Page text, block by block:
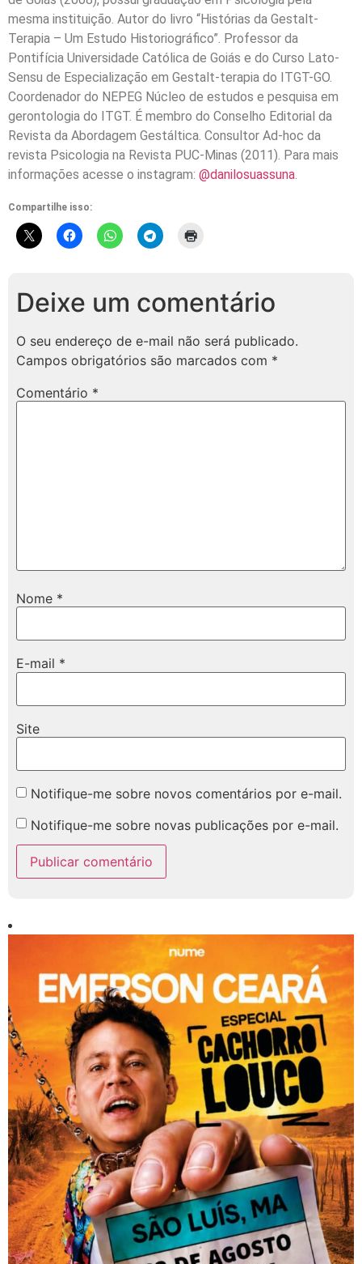
mesma instituição. Autor do livro “Histórias da Gestalt-
Terapia – Um Estudo Historiográfico”. Professor da
Pontifícia Universidade Católica de Goiás e do Curso Lato-
Sensu de Especialização em Gestalt-terapia do ITGT-GO.
Coordenador do NEPEG Núcleo de estudos e pesquisa em
gerontologia do ITGT. É membro do Conselho Editorial da
Revista da Abordagem Gestáltica. Consultor Ad-hoc da
revista Psicologia na Revista PUC-Minas (2011). Para mais
informações acesse o instagram: @danilosuassuna.
Compartilhe isso:
Deixe um comentário
O seu endereço de e-mail não será publicado.
Campos obrigatórios são marcados com *
Comentário *
Nome *
E-mail *
Site
Notifique-me sobre novos comentários por e-mail.
Notifique-me sobre novas publicações por e-mail.